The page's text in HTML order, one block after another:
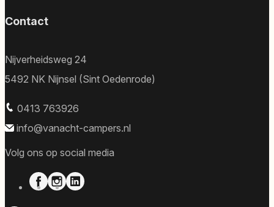
Contact
Nijverheidsweg 24
5492 NK Nijnsel (Sint Oedenrode)
0413 763926
info@vanacht-campers.nl
Volg ons op social media